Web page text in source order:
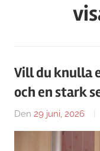
Vill du knulla
och en stark
Den 29 juni, 2026